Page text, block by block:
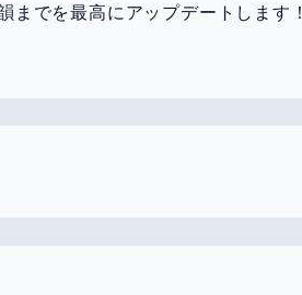
までを最高にアップデートします！